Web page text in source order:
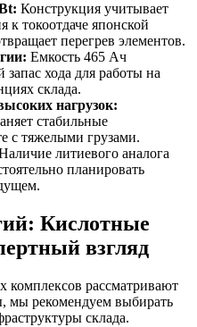
Конструкция учитывает
к токоотдаче японской
перегрев элементов.
Емкость 465 Ач
запас хода для работы на
склада.
нагрузок:
стабильные
с тяжелыми грузами.
литиевого аналога
планировать
Кислотные
взгляд
комплексов рассматривают
мы рекомендуем выбирать
склада.